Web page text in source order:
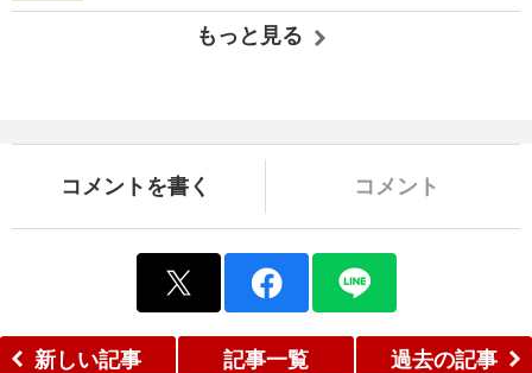
もっと見る
コメントを書く コメント
新しい記事 記事一覧 過去の記事